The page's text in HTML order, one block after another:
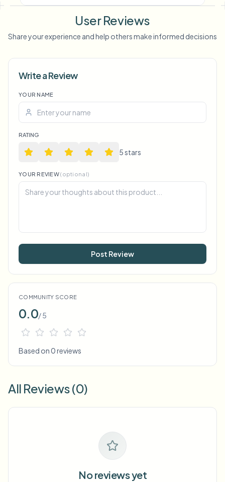
Voice Anon
User Reviews
Share your experience and help others make informed decisions
Write a Review
YOUR NAME
RATING
5stars
YOUR REVIEW(optional)
Post Review
COMMUNITY SCORE
0.0/ 5
Based on 0 reviews
All Reviews (0)
No reviews yet